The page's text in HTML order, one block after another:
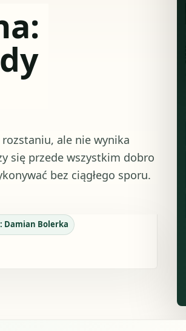
ale nie wynika
się przede wszystkim dobro
bez ciągłego sporu.
Damian Bolerka